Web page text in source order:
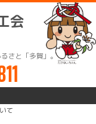
会
さと「多賀」。
て